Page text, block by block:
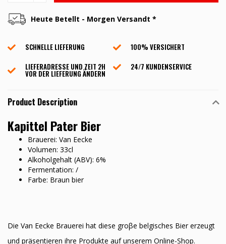
Heute Betellt - Morgen Versandt *
SCHNELLE LIEFERUNG
100% VERSICHERT
LIEFERADRESSE UND ZEIT 2H
VOR DER LIEFERUNG ÄNDERN
24/7 KUNDENSERVICE
Product Description
Kapittel Pater Bier
Brauerei: Van Eecke
Volumen: 33cl
Alkoholgehalt (ABV): 6%
Fermentation: /
Farbe: Braun bier
Die Van Eecke Brauerei hat diese groβe belgisches Bier erzeugt
und präsentieren ihre Produkte auf unserem Online-Shop.